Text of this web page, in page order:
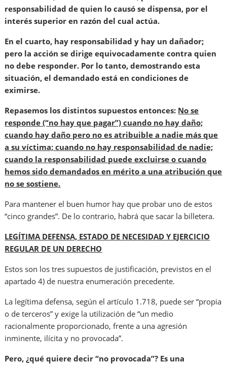
responsabilidad de quien lo causó se dispensa, por el
interés superior en razón del cual actúa.
En el cuarto, hay responsabilidad y hay un dañador;
pero la acción se dirige equivocadamente contra quien
no debe responder. Por lo tanto, demostrando esta
situación, el demandado está en condiciones de
eximirse.
Repasemos los distintos supuestos entonces: No se
responde (“no hay que pagar”) cuando no hay daño;
cuando hay daño pero no es atribuible a nadie más que
a su víctima; cuando no hay responsabilidad de nadie;
cuando la responsabilidad puede excluirse o cuando
hemos sido demandados en mérito a una atribución que
no se sostiene.
Para mantener el buen humor hay que probar uno de estos
“cinco grandes”. De lo contrario, habrá que sacar la billetera.
LEGÍTIMA DEFENSA, ESTADO DE NECESIDAD Y EJERCICIO
REGULAR DE UN DERECHO
Estos son los tres supuestos de justificación, previstos en el
apartado 4) de nuestra enumeración precedente.
La legítima defensa, según el artículo 1.718, puede ser “propia
o de terceros” y exige la utilización de “un medio
racionalmente proporcionado, frente a una agresión
inminente, ilícita y no provocada”.
Pero, ¿qué quiere decir “no provocada”? Es una